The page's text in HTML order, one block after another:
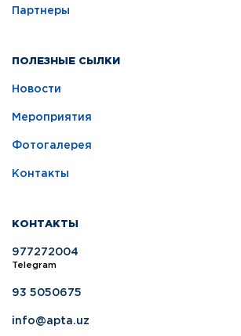
Партнеры
ПОЛЕЗНЫЕ СЫЛКИ
Новости
Мероприятия
Фотогалерея
Контакты
КОНТАКТЫ
977272004
Telegram
93 5050675
info@apta.uz